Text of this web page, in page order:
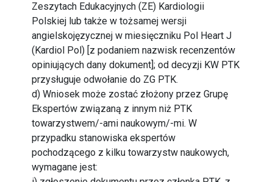
Zeszytach Edukacyjnych (ZE) Kardiologii
Polskiej lub także w tożsamej wersji
angielskojęzycznej w miesięczniku Pol Heart J
(Kardiol Pol) [z podaniem nazwisk recenzentów
opiniujących dany dokument]; od decyzji KW PTK
przysługuje odwołanie do ZG PTK.
d) Wniosek może zostać złożony przez Grupę
Ekspertów związaną z innym niż PTK
towarzystwem/-ami naukowym/-mi. W
przypadku stanowiska ekspertów
pochodzącego z kilku towarzystw naukowych,
wymagane jest: